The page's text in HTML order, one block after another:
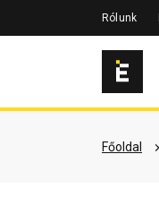
Rólunk
Főoldal